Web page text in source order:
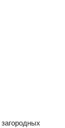
загородных